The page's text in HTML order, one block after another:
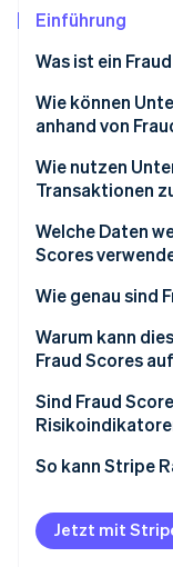
Start-up-
Climate
CO₂-Entnahme
Online-
Einführung
Was ist ein
Wie können
anhand von
Wie nutzen
Transaktionen
Welche Daten
Scores
Wie genau sind
Warum kann
Fraud Scores
Sind Fraud
So kann Stripe
Jetzt mit